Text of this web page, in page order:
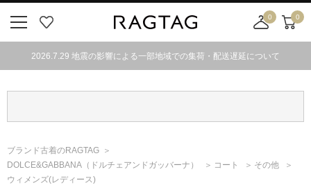
気
0
舗
カ
0
2026.7.29 地震の影響による一部地域での集荷・配送遅延について
ブランド古着のRAGTAG
DOLCE&GABBANA （ドルチェアンドガッバーナ） コート
その他
ウィメンズ(レディース)